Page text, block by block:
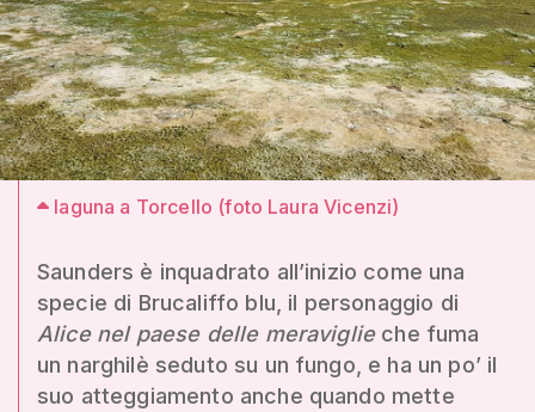
laguna a Torcello (foto Laura Vicenzi)
Saunders è inquadrato all’inizio come una
specie di Brucaliffo blu, il personaggio di
Alice nel paese delle meraviglieche fuma
un narghilè seduto su un fungo, e ha un po’ il
suo atteggiamento anche quando mette